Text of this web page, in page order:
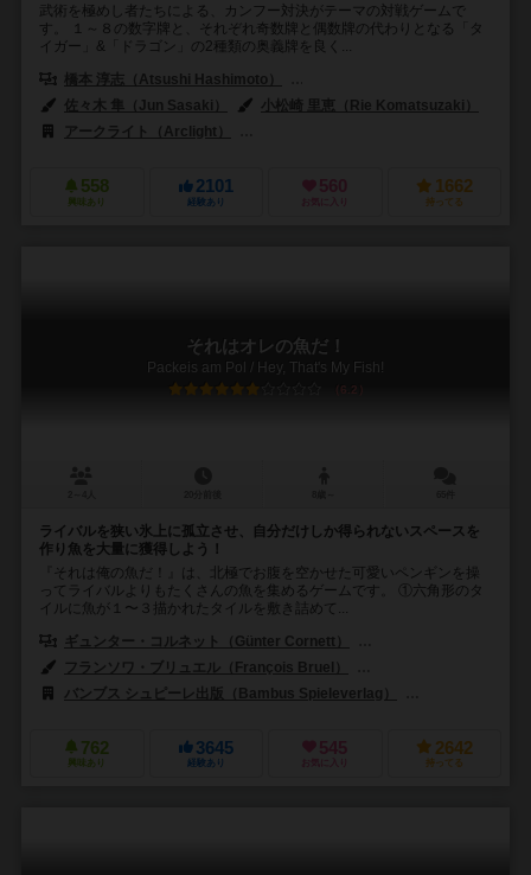
武術を極めし者たちによる、カンフー対決がテーマの対戦ゲームで
す。 １～８の数字牌と、それぞれ奇数牌と偶数牌の代わりとなる「タ
イガー」&「ドラゴン」の2種類の奥義牌を良く...
橋本 淳志（Atsushi Hashimoto）
佐々木 隼（Jun Sasaki）
小松崎 里恵（Rie Komatsuzaki）
アークライト（Arclight）
558
興味あり
2101
経験あり
560
お気に入り
1662
持ってる
それはオレの魚だ！
Packeis am Pol / Hey, That's My Fish!
6.2
ライバルを狭い氷上に孤立させ、自分だけしか得られないスペースを
作り魚を大量に獲得しよう！
『それは俺の魚だ！』は、北極でお腹を空かせた可愛いペンギンを操
ってライバルよりもたくさんの魚を集めるゲームです。 ①六角形のタ
イルに魚が１〜３描かれたタイルを敷き詰めて...
ギュンター・コルネット（Günter Cornett）
フランソワ・ブリュエル（François Bruel）
バンブス シュピーレ出版（Bambus Spieleverlag）
762
興味あり
3645
経験あり
545
お気に入り
2642
持ってる